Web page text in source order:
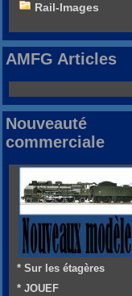
Rail-Images
AMFG Articles
Nouveauté
commerciale
* Sur les étagères
* JOUEF